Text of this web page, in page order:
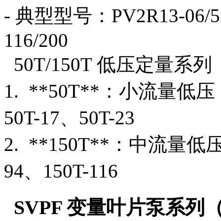
- 典型型号：PV2R13-06/
116/200
50T/150T 低压定量系
1. **50T**：小流量低压
50T-17、50T-23
2. **150T**：中流量低
94、150T-116
SVPF 变量叶片泵系列